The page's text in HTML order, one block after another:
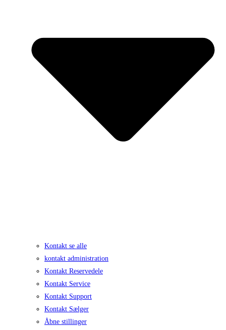
Kontakt se alle
kontakt administration
Kontakt Reservedele
Kontakt Service
Kontakt Support
Kontakt Sælger
Åbne stillinger